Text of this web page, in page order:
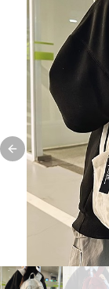
Previous slide